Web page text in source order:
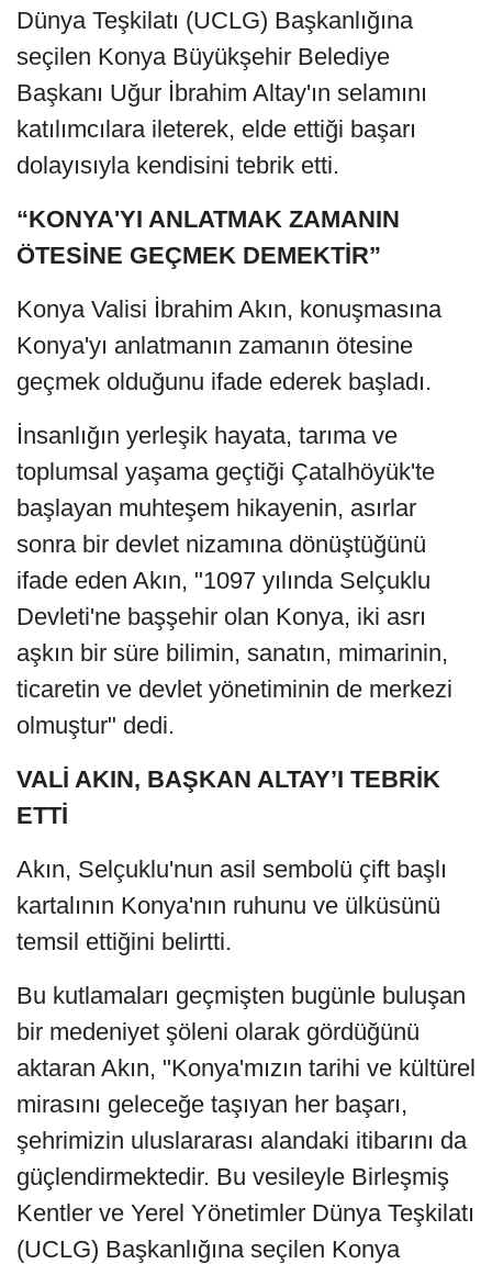
Dünya Teşkilatı (UCLG) Başkanlığına
seçilen Konya Büyükşehir Belediye
Başkanı Uğur İbrahim Altay'ın selamını
katılımcılara ileterek, elde ettiği başarı
dolayısıyla kendisini tebrik etti.
“KONYA'YI ANLATMAK ZAMANIN
ÖTESİNE GEÇMEK DEMEKTİR”
Konya Valisi İbrahim Akın, konuşmasına
Konya'yı anlatmanın zamanın ötesine
geçmek olduğunu ifade ederek başladı.
İnsanlığın yerleşik hayata, tarıma ve
toplumsal yaşama geçtiği Çatalhöyük'te
başlayan muhteşem hikayenin, asırlar
sonra bir devlet nizamına dönüştüğünü
ifade eden Akın, "1097 yılında Selçuklu
Devleti'ne başşehir olan Konya, iki asrı
aşkın bir süre bilimin, sanatın, mimarinin,
ticaretin ve devlet yönetiminin de merkezi
olmuştur" dedi.
VALİ AKIN, BAŞKAN ALTAY’I TEBRİK
ETTİ
Akın, Selçuklu'nun asil sembolü çift başlı
kartalının Konya'nın ruhunu ve ülküsünü
temsil ettiğini belirtti.
Bu kutlamaları geçmişten bugünle buluşan
bir medeniyet şöleni olarak gördüğünü
aktaran Akın, "Konya'mızın tarihi ve kültürel
mirasını geleceğe taşıyan her başarı,
şehrimizin uluslararası alandaki itibarını da
güçlendirmektedir. Bu vesileyle Birleşmiş
Kentler ve Yerel Yönetimler Dünya Teşkilatı
(UCLG) Başkanlığına seçilen Konya